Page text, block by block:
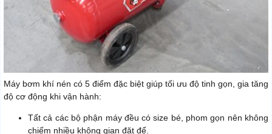
Máy bơm khí nén có 5 điểm đặc biệt giúp tối ưu độ tinh gọn, gia tăng
độ cơ động khi vận hành:
Tất cả các bộ phận máy đều có size bé, phom gọn nên không
chiếm nhiều không gian đặt để.